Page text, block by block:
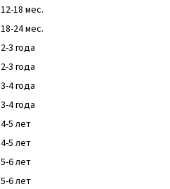
12-18 мес.
18-24 мес.
2-3 года
2-3 года
3-4 года
3-4 года
4-5 лет
4-5 лет
5-6 лет
5-6 лет